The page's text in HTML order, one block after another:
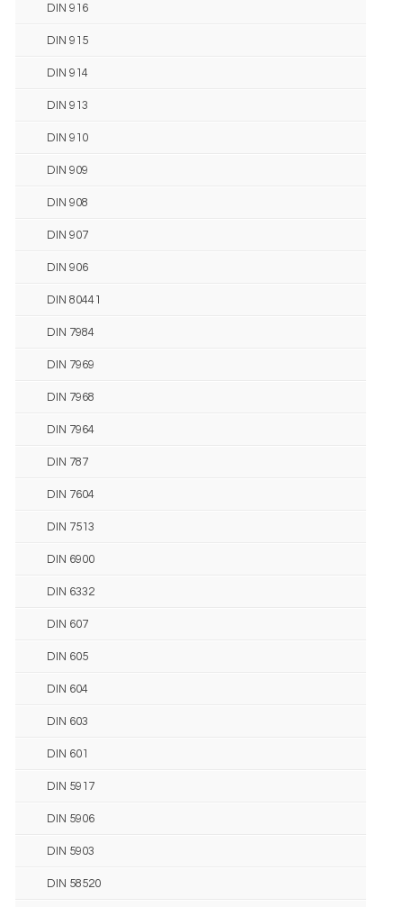
DIN 916
DIN 915
DIN 914
DIN 913
DIN 910
DIN 909
DIN 908
DIN 907
DIN 906
DIN 80441
DIN 7984
DIN 7969
DIN 7968
DIN 7964
DIN 787
DIN 7604
DIN 7513
DIN 6900
DIN 6332
DIN 607
DIN 605
DIN 604
DIN 603
DIN 601
DIN 5917
DIN 5906
DIN 5903
DIN 58520